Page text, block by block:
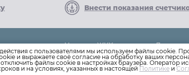
Внести показания
44
Новости ЖКХ
Новости компании
Как оплатить
Дома
Вопросы
с пользователями мы используем файлы cookie.
и выражаете своё согласие на обработку ваших
файлы cookie в настройках браузера. Оператор
и на условиях, указанных в настоящей Политике и